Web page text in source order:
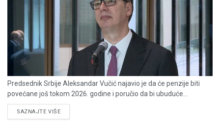
Predsednik Srbije Aleksandar Vučić najavio je da će penzije biti
povećane još tokom 2026. godine i poručio da bi ubuduće...
SAZNAJTE VIŠEDETAILS